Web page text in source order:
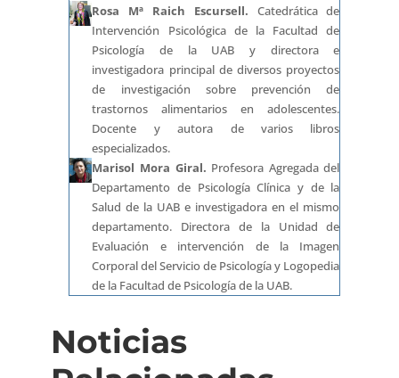
Rosa Mª Raich Escursell. Catedrática de
Intervención Psicológica de la Facultad de
Psicología de la UAB y directora e
investigadora principal de diversos proyectos
de investigación sobre prevención de
trastornos alimentarios en adolescentes.
Docente y autora de varios libros
especializados.
Marisol Mora Giral. Profesora Agregada del
Departamento de Psicología Clínica y de la
Salud de la UAB e investigadora en el mismo
departamento. Directora de la Unidad de
Evaluación e intervención de la Imagen
Corporal del Servicio de Psicología y Logopedia
de la Facultad de Psicología de la UAB.
Noticias